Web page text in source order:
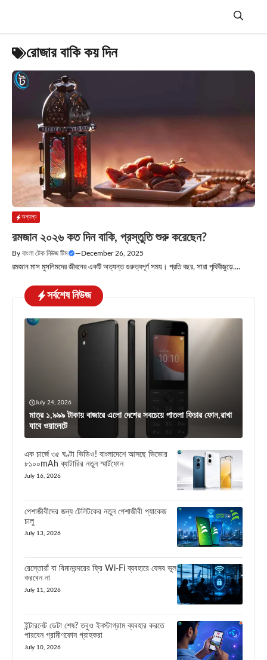
Menu
রোজার বাকি কয় দিন
অন্যান্য
রমজান ২০২৬ কত দিন বাকি, প্রস্তুতি শুরু করেছেন?
By বাংলা টেক নিউজ টিম —December 26, 2025
রমজান মাস মুসলিমদের জীবনের একটি অত্যন্ত গুরুত্বপূর্ণ সময়। প্রতি বছর, সারা পৃথিবীজুড়ে....
সর্বশেষ নিউজ
July 24, 2026
মাত্র ১,৯৯৯ টাকায় বাজারে এলো দেশের সবচেয়ে পাতলা ফিচার ফোন,রাখা
যাবে ওয়ালেটে
এক চার্জে ৩৫ ঘণ্টা ভিডিও! বাংলাদেশে আসছে ভিভোর
৮১০০mAh ব্যাটারির নতুন স্মার্টফোন
July 16, 2026
পেশাজীবীদের জন্য টেলিটকের নতুন পেশাজীবী প্যাকেজ
চালু
July 13, 2026
রেস্তোরাঁ বা বিমানবন্দরের ফ্রি Wi-Fi ব্যবহারে যেসব ভুল
করবেন না
July 11, 2026
ইন্টারনেট ডেটা শেষ? তবুও ইনস্টাগ্রাম ব্যবহার করতে
পারবেন গ্রামীণফোন গ্রাহকরা
July 10, 2026